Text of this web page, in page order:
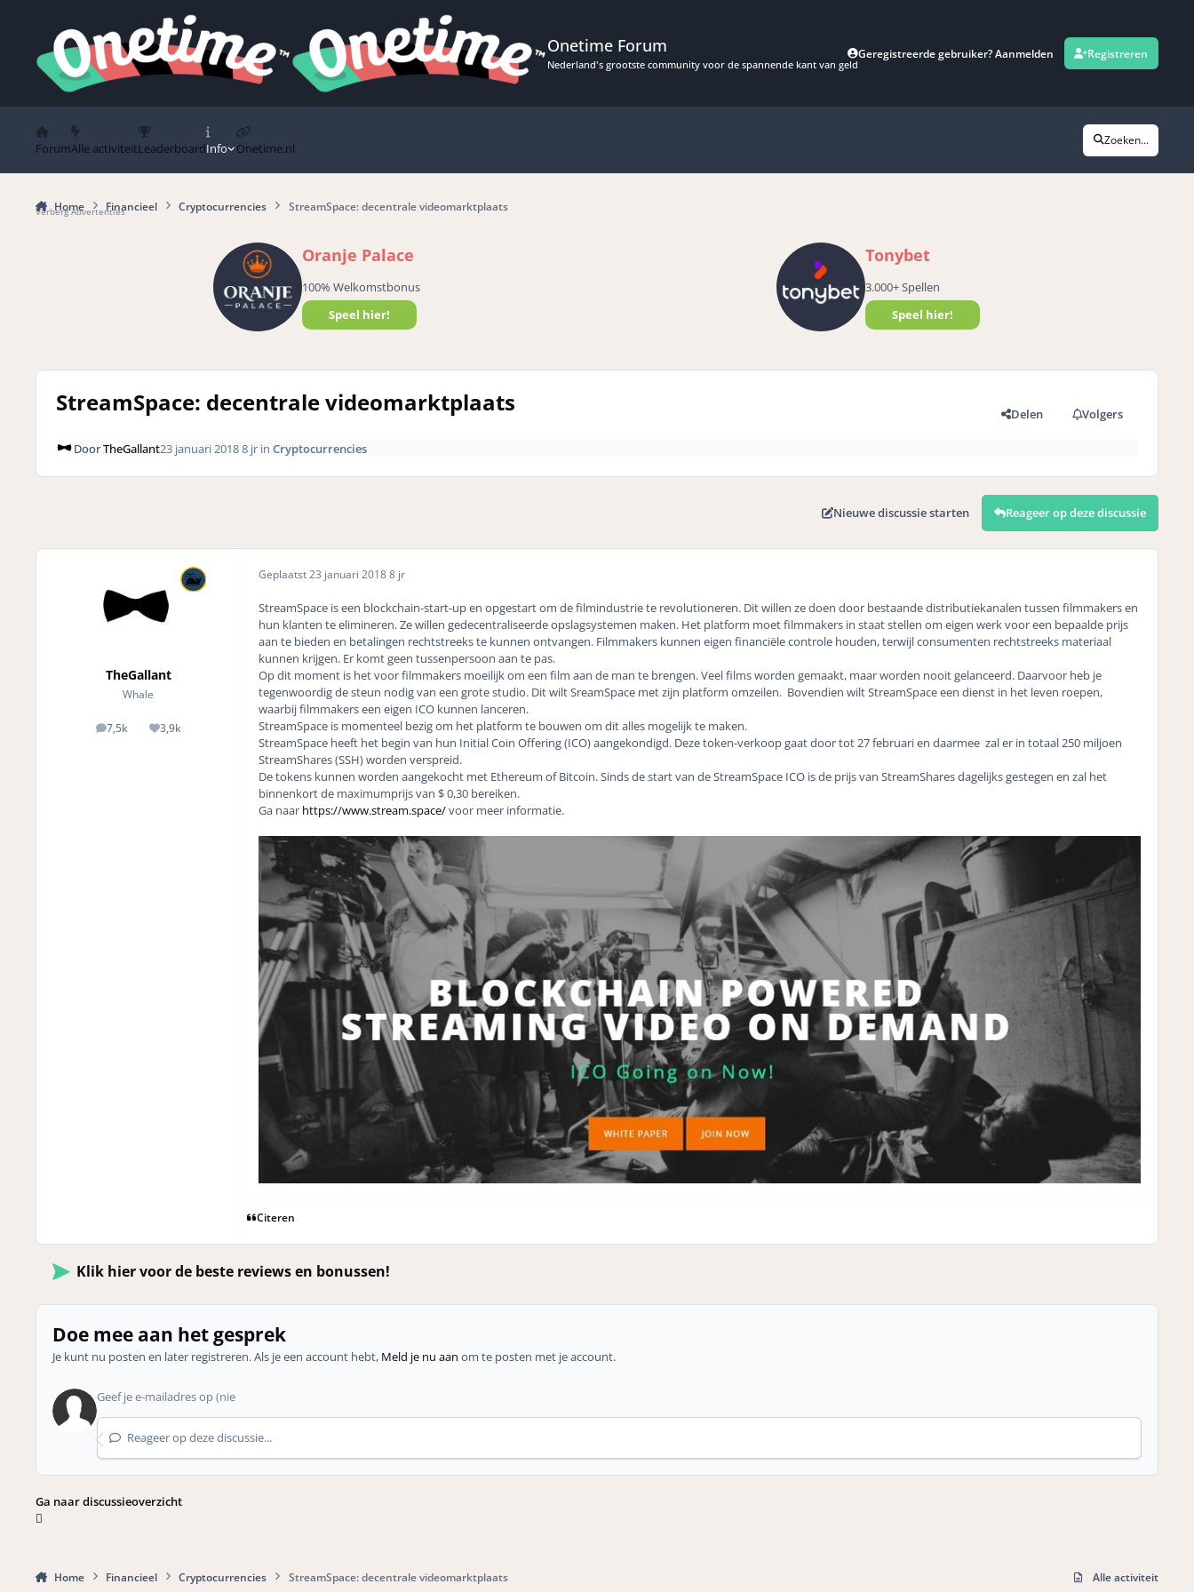
Onetime Forum
Nederland's grootste community voor de spannende kant van geld
Geregistreerde gebruiker? Aanmelden Registreren
ForumAlle activiteitLeaderboardInfo Onetime.nl
Zoeken...
Home Financieel Cryptocurrencies StreamSpace: decentrale videomarktplaats
Verberg Advertenties
Oranje Palace
100% Welkomstbonus
Speel hier!
Tonybet
3.000+ Spellen
Speel hier!
StreamSpace: decentrale videomarktplaats Delen Volgers
DoorTheGallant23 januari 20188 jrin Cryptocurrencies
Nieuwe discussie starten Reageer op deze discussie
TheGallant
Whale
7,5k
posts 3,9k
Reputation
Geplaatst23 januari 20188 jr
StreamSpace is een blockchain-start-up en opgestart om de filmindustrie te revolutioneren. Dit willen ze doen door bestaande distributiekanalen tussen filmmakers en
hun klanten te elimineren. Ze willen gedecentraliseerde opslagsystemen maken. Het platform moet filmmakers in staat stellen om eigen werk voor een bepaalde prijs
aan te bieden en betalingen rechtstreeks te kunnen ontvangen. Filmmakers kunnen eigen financiële controle houden, terwijl consumenten rechtstreeks materiaal
kunnen krijgen. Er komt geen tussenpersoon aan te pas.
Op dit moment is het voor filmmakers moeilijk om een film aan de man te brengen. Veel films worden gemaakt, maar worden nooit gelanceerd. Daarvoor heb je
tegenwoordig de steun nodig van een grote studio. Dit wilt SreamSpace met zijn platform omzeilen. Bovendien wilt StreamSpace een dienst in het leven roepen,
waarbij filmmakers een eigen ICO kunnen lanceren.
StreamSpace is momenteel bezig om het platform te bouwen om dit alles mogelijk te maken.
StreamSpace heeft het begin van hun Initial Coin Offering (ICO) aangekondigd. Deze token-verkoop gaat door tot 27 februari en daarmee zal er in totaal 250 miljoen
StreamShares (SSH) worden verspreid.
De tokens kunnen worden aangekocht met Ethereum ofBitcoin. Sinds de start van de StreamSpace ICO is de prijs van StreamShares dagelijks gestegen en zal het
binnenkort de maximumprijs van $ 0,30 bereiken.
Ga naarhttps://www.stream.space/voor meer informatie.
Citeren
Klik hier voor de beste reviews en bonussen!
Doe mee aan het gesprek
Je kunt nu posten en later registreren. Als je een account hebt, Meld je nu aan om te posten met je account.
Reageer op deze discussie...
Ga naar discussieoverzicht
Home Financieel Cryptocurrencies StreamSpace: decentrale videomarktplaats Alle activiteit